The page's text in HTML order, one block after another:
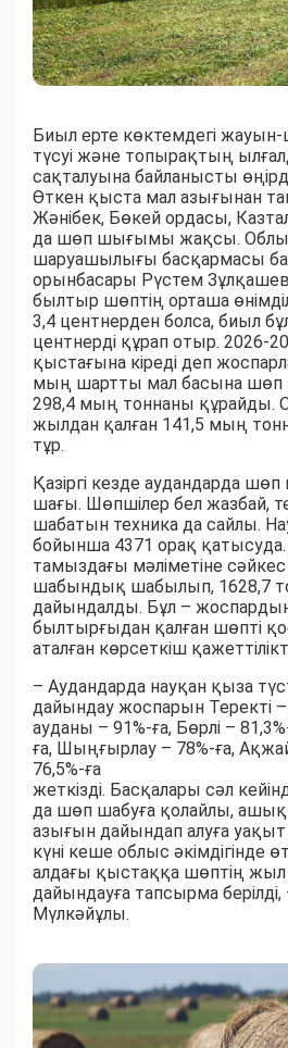
Биыл ерте көктемдегі
түсуі және топырақтың
сақталуына байланысты
Өткен қыста мал азығынан
Жәнібек, Бөкей ордасы,
да шөп шығымы жақсы.
шаруашылығы басқармасы
орынбасары Рүстем
былтыр шөптің орташа
3,4 центнерден болса, биыл
центнерді құрап отыр. 2026-
қыстағына кіреді деп
мың шартты мал басына шөп
298,4 мың тоннаны құрайды.
жылдан қалған 141,5 мың
тұр.
Қазіргі кезде аудандарда
шағы. Шөпшілер бел жазбай,
шабатын техника да сайлы.
бойынша 4371 орақ
тамыздағы мәліметіне
шабындық шабылып, 1628,7
дайындалды. Бұл –
былтырғыдан қалған шөпті
аталған көрсеткіш
– Аудандарда науқан қыза
дайындау жоспарын Теректі –
ауданы – 91%-ға, Бөрлі –
ға, Шыңғырлау – 78%-ға,
76,5%-ға
жеткізді. Басқалары сәл
да шөп шабуға қолайлы,
азығын дайындап алуға
күні кеше облыс әкімдігінде
алдағы қыстаққа шөптің
дайындауға тапсырма
Мүлкәйұлы.